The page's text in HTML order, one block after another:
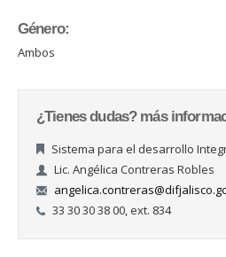
Género:
Ambos
¿Tienes dudas? más
Sistema para el desarrollo
Lic. Angélica Contreras Robles
33 30 30 38 00, ext. 834